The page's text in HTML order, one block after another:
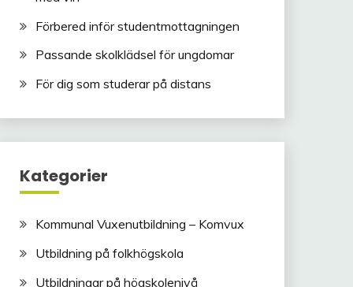
Förbered inför studentmottagningen
Passande skolklädsel för ungdomar
För dig som studerar på distans
Kategorier
Kommunal Vuxenutbildning – Komvux
Utbildning på folkhögskola
Utbildningar på högskolenivå